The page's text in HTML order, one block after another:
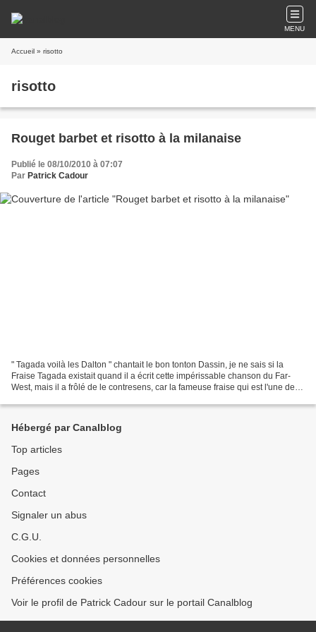
MENU
Accueil » risotto
risotto
Rouget barbet et risotto à la milanaise
Publié le 08/10/2010 à 07:07
Par Patrick Cadour
" Tagada voilà les Dalton " chantait le bon tonton Dassin, je ne sais si la
Fraise Tagada existait quand il a écrit cette impérissable chanson du Far-
West, mais il a frôlé de le contresens, car la fameuse fraise qui est l'une des
Hébergé par Canalblog
Top articles
Pages
Contact
Signaler un abus
C.G.U.
Cookies et données personnelles
Préférences cookies
Voir le profil de Patrick Cadour sur le portail Canalblog